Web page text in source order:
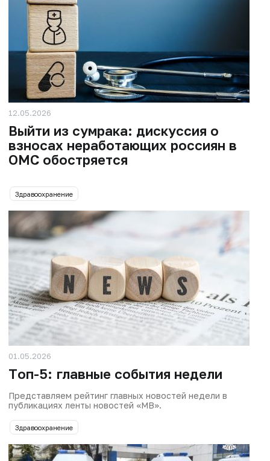
12.05.2026
Выйти из сумрака: дискуссия о
взносах неработающих россиян в
ОМС обостряется​
Здравоохранение
01.05.2026
Tоп-5: главные события недели
Представляем рейтинг главных новостей недели в
публикациях ленты новостей «МВ».
Здравоохранение